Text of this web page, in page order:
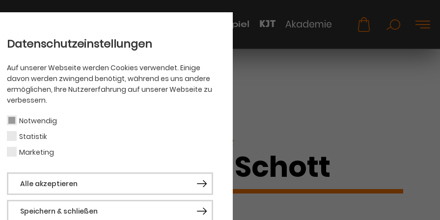
Datenschutzeinstellungen
Auf unserer Webseite werden Cookies verwendet. Einige
davon werden zwingend benötigt, während es uns andere
ermöglichen, Ihre Nutzererfahrung auf unserer Webseite zu
verbessern.
Notwendig
Statistik
Marketing
Alle akzeptieren
Speichern & schließen
Schauspiel KJT Akademie
PHILHARMONIKER
Britta Schott